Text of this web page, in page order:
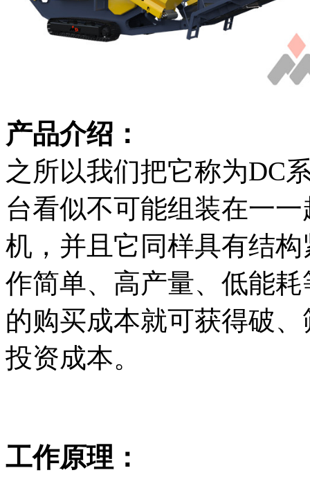
产品介绍：
之所以我们把它称为DC
台看似不可能组装在一
机，并且它同样具有结
作简单、高产量、低能
的购买成本就可获得破
投资成本。
工作原理：